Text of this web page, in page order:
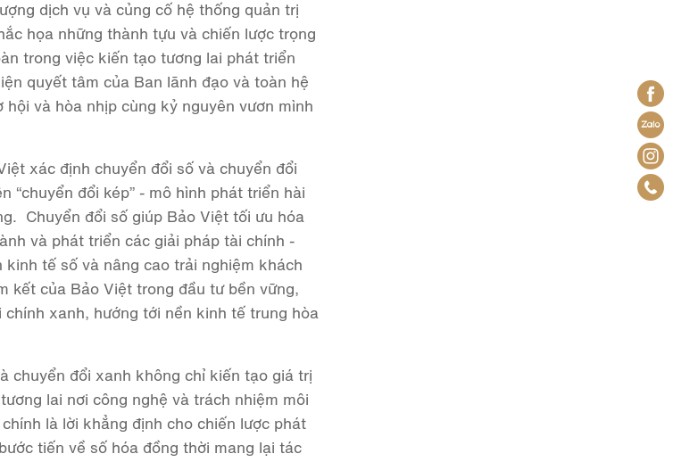
dịch vụ và củng cố hệ thống quản trị
họa những thành tựu và chiến lược trọng
trong việc kiến tạo tương lai phát triển
quyết tâm của Ban lãnh đạo và toàn hệ
và hòa nhịp cùng kỷ nguyên vươn mình
xác định chuyển đổi số và chuyển đổi
“chuyển đổi kép” - mô hình phát triển hài
Chuyển đổi số giúp Bảo Việt tối ưu hóa
và phát triển các giải pháp tài chính -
tế số và nâng cao trải nghiệm khách
kết của Bảo Việt trong đầu tư bền vững,
xanh, hướng tới nền kinh tế trung hòa
chuyển đổi xanh không chỉ kiến tạo giá trị
lai nơi công nghệ và trách nhiệm môi
là lời khẳng định cho chiến lược phát
tiến về số hóa đồng thời mang lại tác